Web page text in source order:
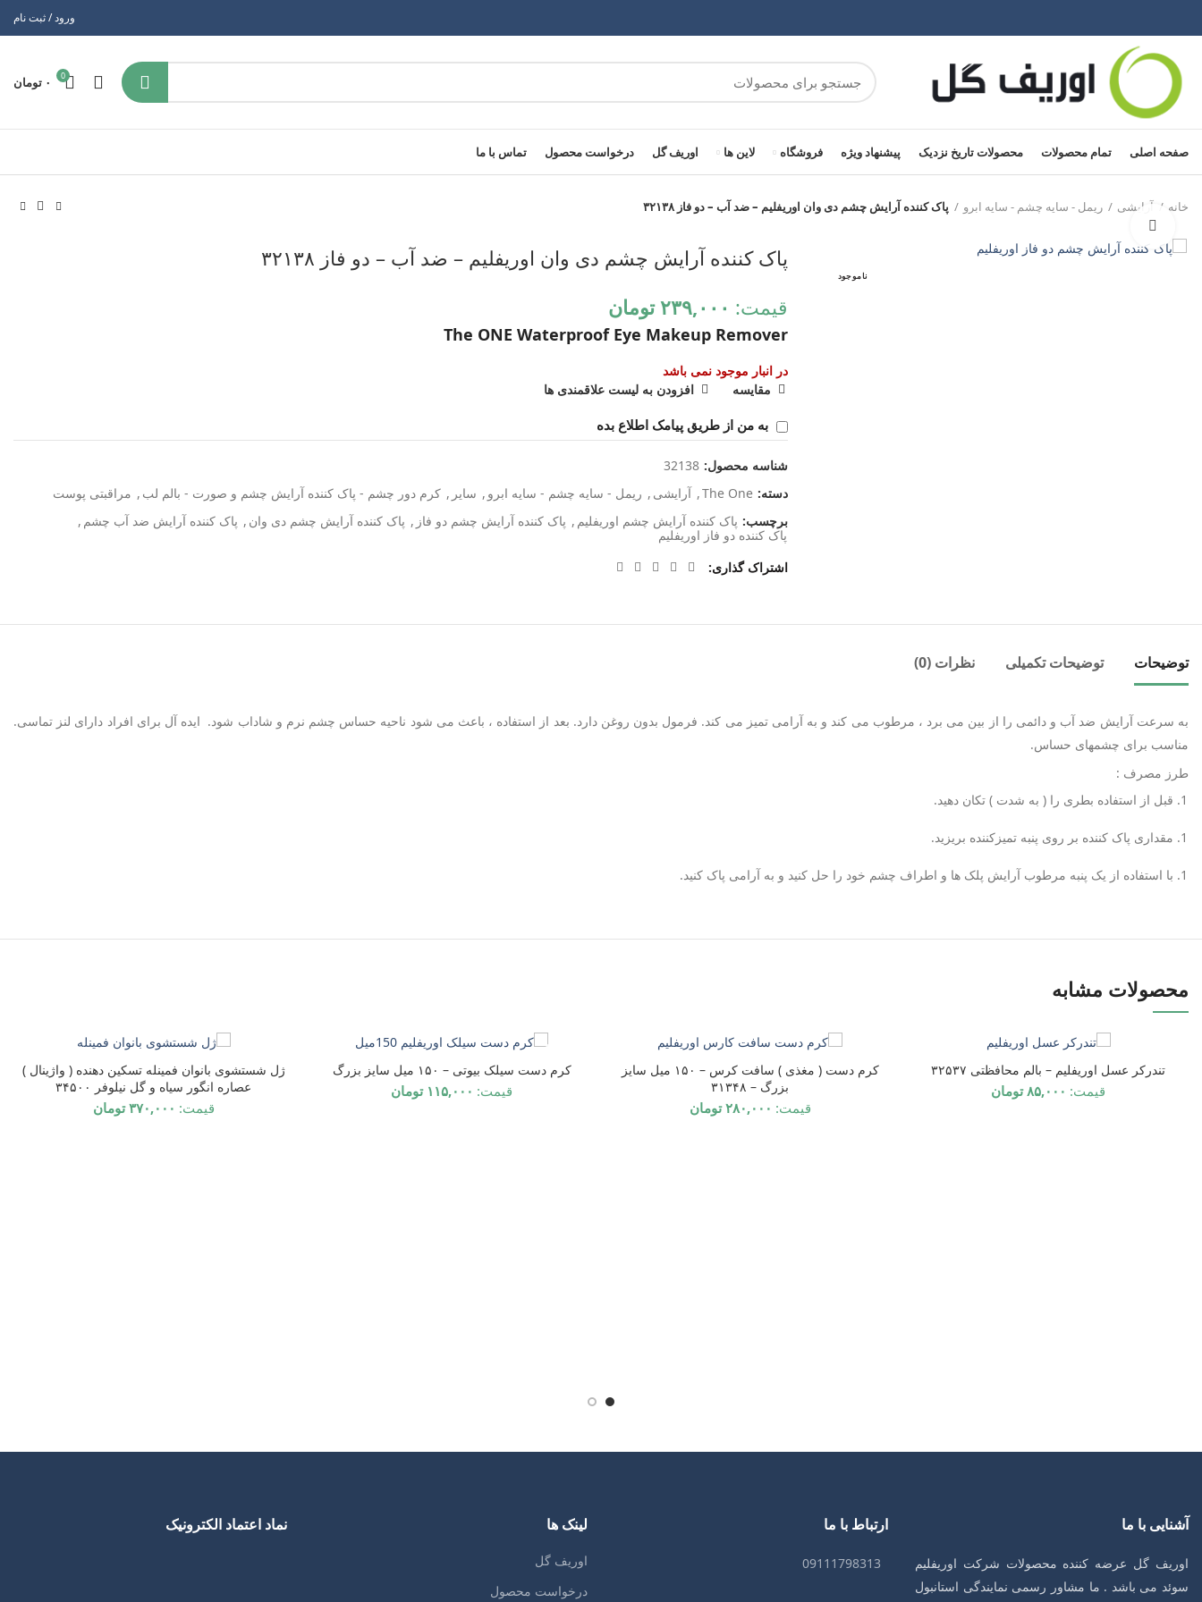
ورود / ثبت نام
0 ۰ تومان
صفحه اصلی تمام محصولات محصولات تاریخ نزدیک پیشنهاد ویژه فروشگاه لاین ها اوریف گل درخواست محصول تماس با ما
خانه آرایشی ریمل - سایه چشم - سایه ابرو پاک کننده آرایش چشم دی وان اوریفلیم – ضد آب – دو فاز ۳۲۱۳۸
ناموجود
پاک کننده آرایش چشم دی وان اوریفلیم – ضد آب – دو فاز ۳۲۱۳۸
قیمت: ۲۳۹,۰۰۰ تومان
The ONE Waterproof Eye Makeup Remover
در انبار موجود نمی باشد
مقایسه
افزودن به لیست علاقمندی ها
به من از طریق پیامک اطلاع بده
شناسه محصول: 32138
دسته: The One
, آرایشی , ریمل - سایه چشم - سایه ابرو , سایر , کرم دور چشم - پاک کننده آرایش چشم و صورت - بالم لب , مراقبتی پوست
برچسب: پاک کننده آرایش چشم اوریفلیم , پاک کننده آرایش چشم دو فاز , پاک کننده آرایش چشم دی وان , پاک کننده آرایش ضد آب چشم ,
پاک کننده دو فاز اوریفلیم
اشتراک گذاری
توضیحات توضیحات تکمیلی نظرات (0)
به سرعت آرایش ضد آب و دائمی را از بین می برد ، مرطوب می کند و به آرامی تمیز می کند. فرمول بدون روغن دارد. بعد از استفاده ، باعث می شود ناحیه حساس چشم نرم و شاداب شود. ایده آل برای افراد دارای لنز تماسی.
مناسب برای چشمهای حساس.
طرز مصرف :
قبل از استفاده بطری را ( به شدت ) تکان دهید.
مقداری پاک کننده بر روی پنبه تمیزکننده بریزید.
با استفاده از یک پنبه مرطوب آرایش پلک ها و اطراف چشم خود را حل کنید و به آرامی پاک کنید.
محصولات مشابه
تندرکر عسل اوریفلیم – بالم محافظتی ۳۲۵۳۷
قیمت: ۸۵,۰۰۰ تومان
کرم دست ( مغذی ) سافت کرس – ۱۵۰ میل سایز
بزرگ – ۳۱۳۴۸
قیمت: ۲۸۰,۰۰۰ تومان
کرم دست سیلک بیوتی – ۱۵۰ میل سایز بزرگ
قیمت: ۱۱۵,۰۰۰ تومان
ژل شستشوی بانوان فمینله تسکین دهنده ( واژینال )
عصاره انگور سیاه و گل نیلوفر ۳۴۵۰۰
قیمت: ۳۷۰,۰۰۰ تومان
آشنایی با ما
اوریف گل عرضه کننده محصولات شرکت اوریفلیم
سوئد می باشد . ما مشاور رسمی نمایندگی استانبول
ارتباط با ما
09111798313
لینک ها
اوریف گل
درخواست محصول
نماد اعتماد الکترونیک